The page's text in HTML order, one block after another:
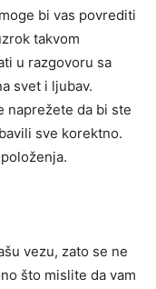
bi vas povrediti
takvom
u razgovoru sa
svet i ljubav.
naprežete da bi ste
sve korektno.
vezu, zato se ne
što mislite da vam